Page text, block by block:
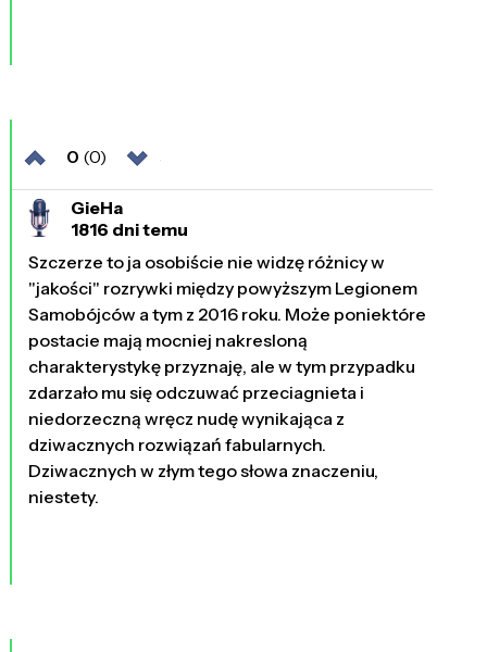
0 (0)
GieHa
1816 dni temu
Szczerze to ja osobiście nie widzę różnicy w
"jakości" rozrywki między powyższym Legionem
Samobójców a tym z 2016 roku. Może poniektóre
postacie mają mocniej nakresloną
charakterystykę przyznaję, ale w tym przypadku
zdarzało mu się odczuwać przeciagnieta i
niedorzeczną wręcz nudę wynikająca z
dziwacznych rozwiązań fabularnych.
Dziwacznych w złym tego słowa znaczeniu,
niestety.